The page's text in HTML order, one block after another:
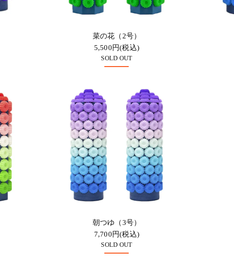
菜の花（2号）
5,500円(税込)
SOLD OUT
朝つゆ（3号）
7,700円(税込)
SOLD OUT